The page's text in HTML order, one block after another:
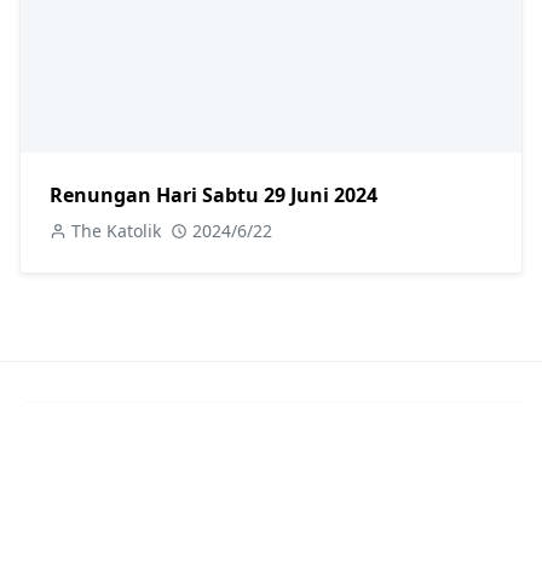
Renungan Hari Sabtu 29 Juni 2024
The Katolik 2024/6/22